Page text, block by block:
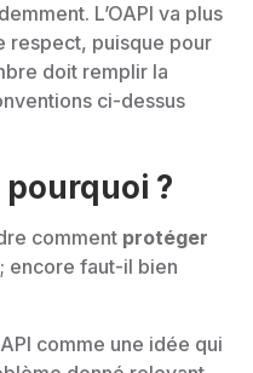
L’OAPI va plus
respect, puisque pour
doit remplir la
ci-dessus
?
comment protéger
; encore faut-il bien
comme une idée qui